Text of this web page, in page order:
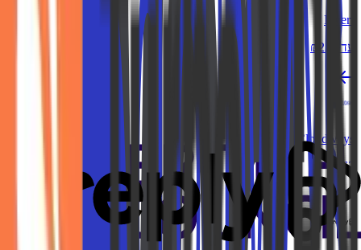
Fiverr
עד ₪225
Cloudways
₪162